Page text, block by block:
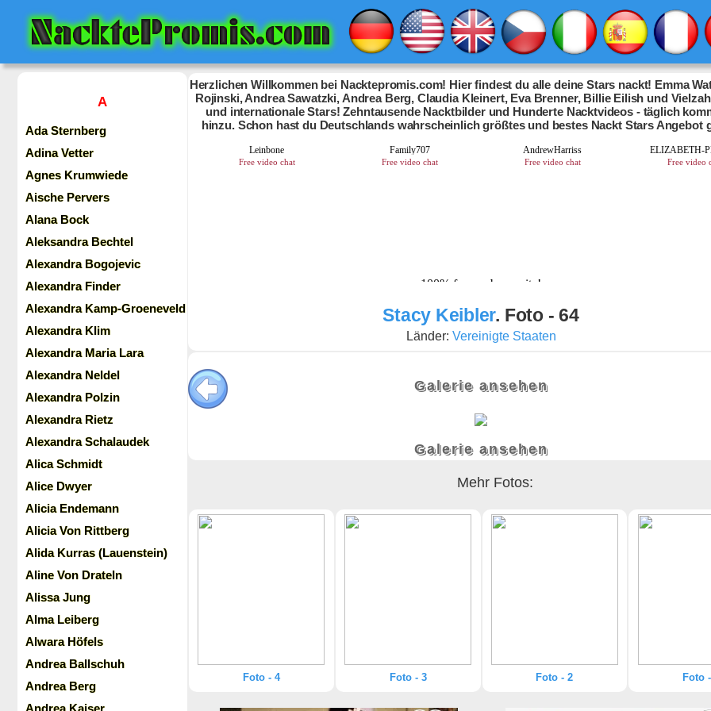
A
Ada Sternberg
Adina Vetter
Agnes Krumwiede
Aische Pervers
Alana Bock
Aleksandra Bechtel
Alexandra Bogojevic
Alexandra Finder
Alexandra Kamp-Groeneveld
Alexandra Klim
Alexandra Maria Lara
Alexandra Neldel
Alexandra Polzin
Alexandra Rietz
Alexandra Schalaudek
Alica Schmidt
Alice Dwyer
Alicia Endemann
Alicia Von Rittberg
Alida Kurras (Lauenstein)
Aline Von Drateln
Alissa Jung
Alma Leiberg
Alwara Höfels
Andrea Ballschuh
Andrea Berg
Andrea Kaiser
Herzlichen Willkommen bei Nacktepromis.com! Hier findest du alle deine Stars nackt! Emma
Rojinski, Andrea Sawatzki, Andrea Berg, Claudia Kleinert, Eva Brenner, Billie Eilish und
und internationale Stars! Zehntausende Nacktbilder und Hunderte Nacktvideos - täglich
hinzu. Schon hast du Deutschlands wahrscheinlich größtes und bestes Nackt Stars Angebot
Stacy Keibler. Foto - 64
Länder: Vereinigte Staaten
Galerie ansehen
Galerie ansehen
Mehr Fotos:
Foto - 4 Foto - 3 Foto - 2 Foto